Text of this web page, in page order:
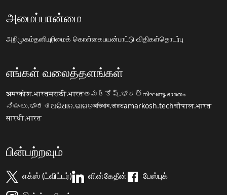
அமைப்பான்மை
அறிமுகம்தனியுரிமைக் கொள்கைபயன்பாட்டு விதிகள்தொடர்பு
எங்கள் வலைத்தளங்கள்
अमरकोश.भारतमराठी.भारतఅమర్కోష్.భారత్നിഘണ്ടു.ഭാരതം
ನಿಘಂಟು.ಭಾರತଅଭିଧାନ.ଭାରତঅভিধান.ভারতamarkosh.techचौपाल.भारत
सारथी.भारत
பின்பற்றவும்
எக்ஸ் (ட்விட்டர்) ளின்கேதீன்
பேஸ்புக்